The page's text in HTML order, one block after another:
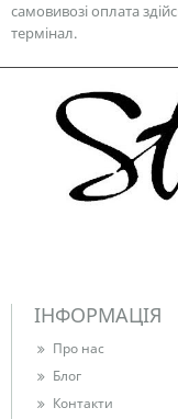
самовивозі оплата
термінал.
ІНФОРМАЦІЯ
Про нас
Блог
Контакти